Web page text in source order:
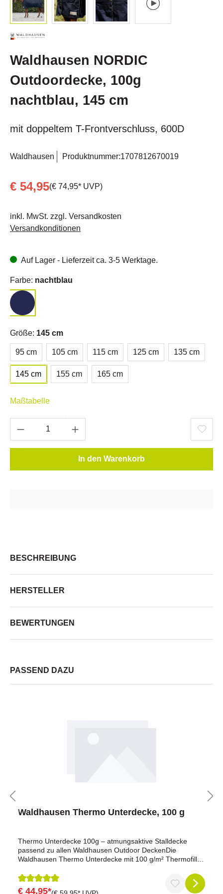
Waldhausen NORDIC
Outdoordecke, 100g
nachtblau, 145 cm
mit doppeltem T-Frontverschluss, 600D
Waldhausen Produktnummer:1707812670019
€ 54,95(€ 74,95* UVP)
inkl. MwSt. zzgl. Versandkosten
Versandkonditionen
Auf Lager - Lieferzeit ca. 3-5 Werktage.
Farbe: nachtblau
Größe: 145 cm
95 cm 105 cm 115 cm 125 cm 135 cm
145 cm 155 cm 165 cm
Maßtabelle
In den Warenkorb
BESCHREIBUNG
HERSTELLER
BEWERTUNGEN
PASSEND DAZU
Waldhausen Thermo Unterdecke, 100 g
Thermo Unterdecke 100g – atmungsaktive Stalldecke
passend zu allen Waldhausen Outdoor DeckenDie
Waldhausen Thermo Unterdecke mit 100 g/m² Thermofill
aber wärmende Schicht bieten möchtest. Sie überzeugt
durch ihre Atmungsaktivität und sorgt dafür, dass dein
Durchschnittliche Bewertung von 5 von 5 Sternen
€ 44,95*